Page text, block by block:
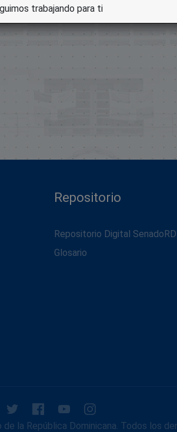
Repositorio
Repositorio Digital SenadoRD
Glosario
la República Dominicana. Todos los
trabajando para ti